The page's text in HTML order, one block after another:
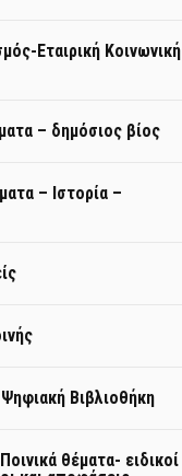
Εταιρική Κοινωνική
– δημόσιος βίος
– Ιστορία –
Βιβλιοθήκη
θέματα- ειδικοί